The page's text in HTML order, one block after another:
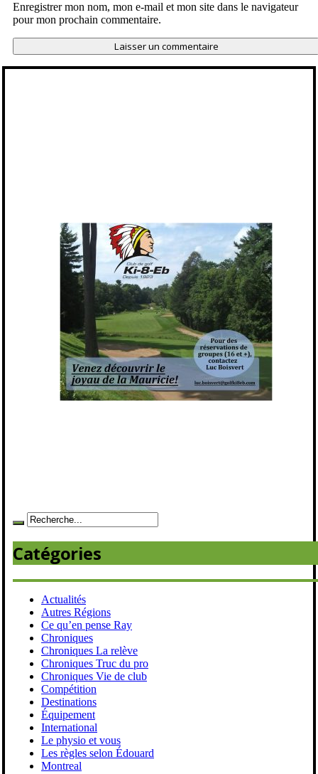
Enregistrer mon nom, mon e-mail et mon site dans le navigateur
pour mon prochain commentaire.
Catégories
Actualités
Autres Régions
Ce qu’en pense Ray
Chroniques
Chroniques La relève
Chroniques Truc du pro
Chroniques Vie de club
Compétition
Destinations
Équipement
International
Le physio et vous
Les règles selon Édouard
Montreal